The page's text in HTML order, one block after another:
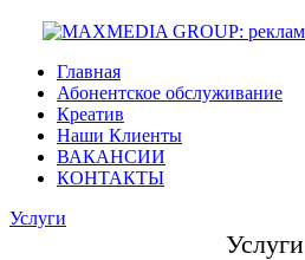
Главная
Абонентское обслуживание
Креатив
Наши Клиенты
ВАКАНСИИ
КОНТАКТЫ
Услуги
Услуги